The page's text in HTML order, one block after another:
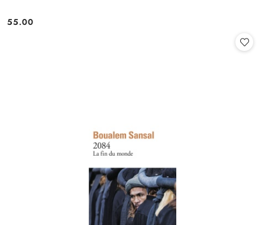
Cena:
55.00